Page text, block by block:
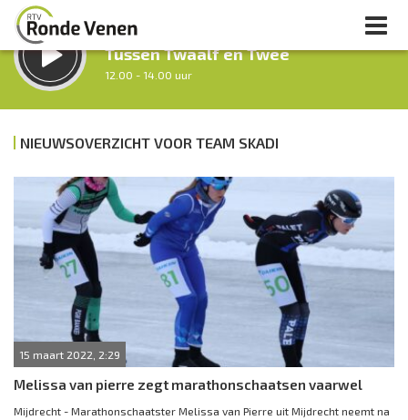
LUISTER LIVE:
Tussen Twaalf en Twee
12.00 - 14.00 uur
Middag Venen
Vorig uur
Volgend uur
Inklappen
NIEUWSOVERZICHT VOOR TEAM SKADI
15 maart 2022, 2:29
Melissa van pierre zegt marathonschaatsen vaarwel
Mijdrecht - Marathonschaatster Melissa van Pierre uit Mijdrecht neemt na